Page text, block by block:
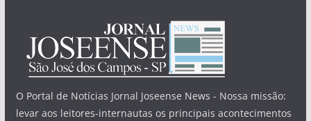
O Portal de Notícias Jornal Joseense News - Nossa missão:
levar aos leitores-internautas os principais acontecimentos